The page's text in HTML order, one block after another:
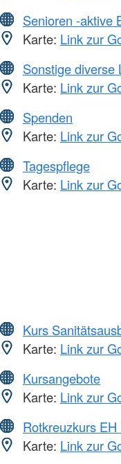
Senioren -aktive
Karte: Link zur
Sonstige diverse
Karte: Link zur
Spenden
Karte: Link zur
Tagespflege
Karte: Link zur
Kurs
Karte: Link zur
Kursangebote
Karte: Link zur
Rotkreuzkurs
Karte: Link zur